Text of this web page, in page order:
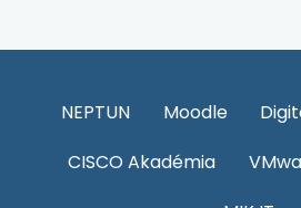
NEPTUN Moodle
CISCO Akadémia